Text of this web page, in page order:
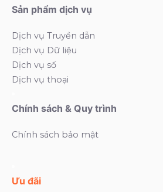
Sản phẩm dịch vụ
Dịch vụ Truyền dẫn
Dịch vụ Dữ liệu
Dịch vụ số
Dịch vụ thoại
Chính sách & Quy trình
Chính sách bảo mật
Ưu đãi